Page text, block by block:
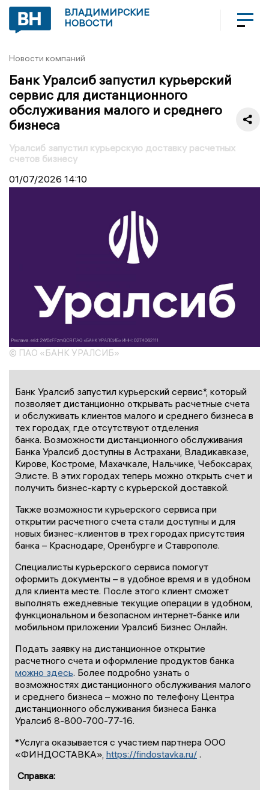
ВЛАДИМИРСКИЕ
НОВОСТИ
Новости компаний
Банк Уралсиб запустил курьерский
сервис для дистанционного
обслуживания малого и среднего
бизнеса
Уралсиб запустил курьерскую доставку расчетных
счетов бизнесу
01/07/2026 14:10
© ПАО «БАНК УРАЛСИБ»
Банк Уралсиб запустил курьерский сервис*, который
позволяет дистанционно открывать расчетные счета
и обслуживать клиентов малого и среднего бизнеса в
тех городах, где отсутствуют отделения
банка. Возможности дистанционного обслуживания
Банка Уралсиб доступны в Астрахани, Владикавказе,
Кирове, Костроме, Махачкале, Нальчике, Чебоксарах,
Элисте. В этих городах теперь можно открыть счет и
получить бизнес-карту с курьерской доставкой.
Также возможности курьерского сервиса при
открытии расчетного счета стали доступны и для
новых бизнес-клиентов в трех городах присутствия
банка – Краснодаре, Оренбурге и Ставрополе.
Специалисты курьерского сервиса помогут
оформить документы – в удобное время и в удобном
для клиента месте. После этого клиент сможет
выполнять ежедневные текущие операции в удобном,
функциональном и безопасном интернет-банке или
мобильном приложении Уралсиб Бизнес Онлайн.
Подать заявку на дистанционное открытие
расчетного счета и оформление продуктов банка
можно здесь. Более подробно узнать о
возможностях дистанционного обслуживания малого
и среднего бизнеса – можно по телефону Центра
дистанционного обслуживания бизнеса Банка
Уралсиб 8-800-700-77-16.
*Услуга оказывается с участием партнера ООО
«ФИНДОСТАВКА», https://findostavka.ru/ .
Справка: